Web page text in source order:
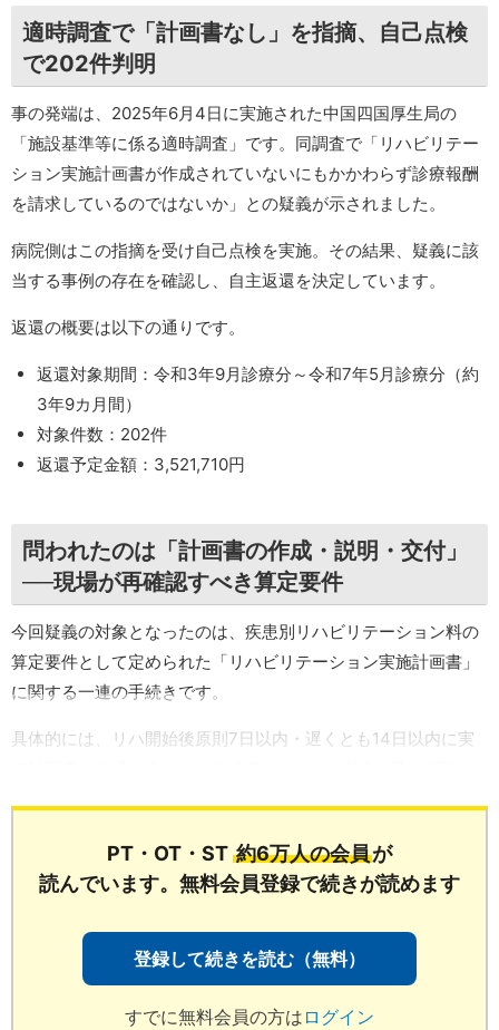
適時調査で「計画書なし」を指摘、自己点検
で202件判明
事の発端は、2025年6月4日に実施された中国四国厚生局の
「施設基準等に係る適時調査」です。同調査で「リハビリテー
ション実施計画書が作成されていないにもかかわらず診療報酬
を請求しているのではないか」との疑義が示されました。
病院側はこの指摘を受け自己点検を実施。その結果、疑義に該
当する事例の存在を確認し、自主返還を決定しています。
返還の概要は以下の通りです。
返還対象期間：令和3年9月診療分～令和7年5月診療分（約
3年9カ月間）
対象件数：202件
返還予定金額：3,521,710円
問われたのは「計画書の作成・説明・交付」
──現場が再確認すべき算定要件
今回疑義の対象となったのは、疾患別リハビリテーション料の
算定要件として定められた「リハビリテーション実施計画書」
に関する一連の手続きです。
具体的には、リハ開始後原則7日以内・遅くとも14日以内に実
PT・OT・ST 約6万人の会員が
読んでいます。無料会員登録で続きが読めます
登録して続きを読む（無料）
すでに無料会員の方は ログイン